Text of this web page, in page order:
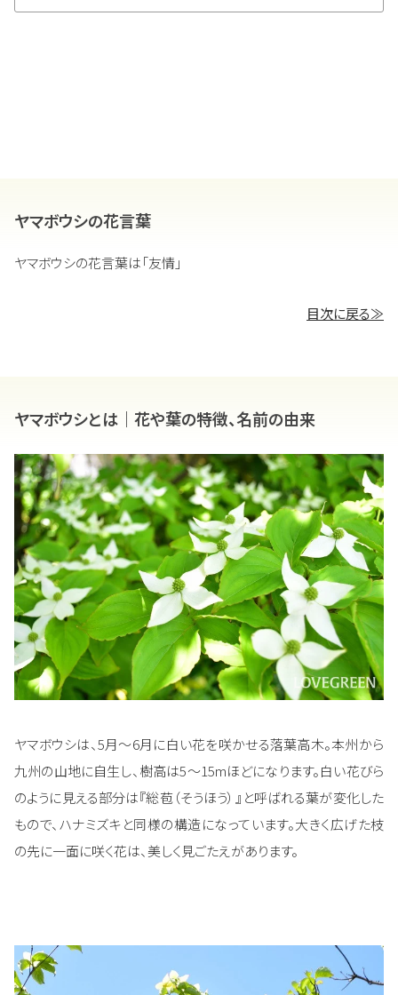
ヤマボウシの花言葉
ヤマボウシの花言葉は「友情」
目次に戻る≫
ヤマボウシとは｜花や葉の特徴、名前の由来
ヤマボウシは、5月～6月に白い花を咲かせる落葉高木。本州から
九州の山地に自生し、樹高は5～15mほどになります。白い花びら
のように見える部分は『総苞（そうほう）』と呼ばれる葉が変化した
もので、ハナミズキと同様の構造になっています。大きく広げた枝
の先に一面に咲く花は、美しく見ごたえがあります。